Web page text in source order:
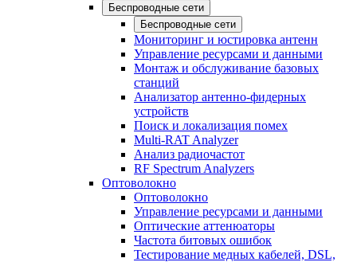
Беспроводные сети
Беспроводные сети
Мониторинг и юстировка антенн
Управление ресурсами и данными
Монтаж и обслуживание базовых
станций
Анализатор антенно-фидерных
устройств
Поиск и локализация помех
Multi-RAT Analyzer
Анализ радиочастот
RF Spectrum Analyzers
Оптоволокно
Оптоволокно
Управление ресурсами и данными
Оптические aттенюаторы
Частота битовых ошибок
Тестирование медных кабелей, DSL,